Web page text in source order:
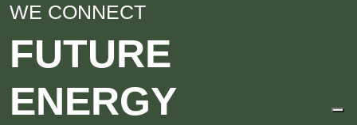
WE CONNECT
FUTURE
ENERGY